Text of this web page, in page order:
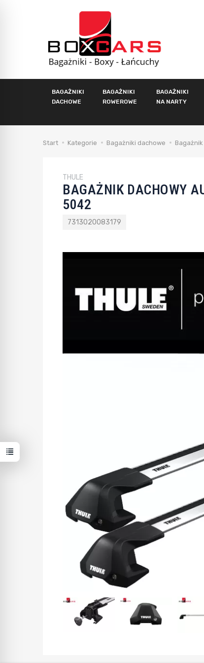
BAGAŻNIKI
DACHOWE
BAGAŻNIKI
ROWEROWE
BAGAŻNIKI
NA NARTY
Start Kategorie Bagażniki dachowe
THULE
BAGAŻNIK DACHOWY
5042
7313020083179